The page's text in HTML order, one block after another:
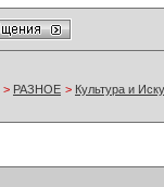
> РАЗНОЕ > Культура и